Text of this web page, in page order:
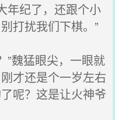
年纪了，还跟个小
打扰我们下棋。”
魏猛眼尖，一眼就
才还是个一岁左右
呢？这是让火神爷